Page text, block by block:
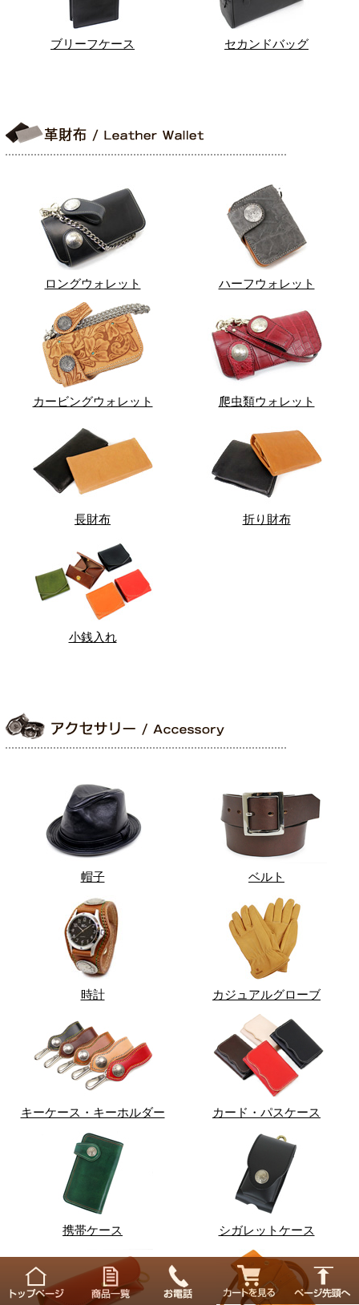
ブリーフケース セカンドバッグ
ロングウォレット ハーフウォレット
カービングウォレット 爬虫類ウォレット
長財布 折り財布
小銭入れ
帽子 ベルト
時計 カジュアルグローブ
キーケース・キーホルダー カード・パスケース
携帯ケース シガレットケース